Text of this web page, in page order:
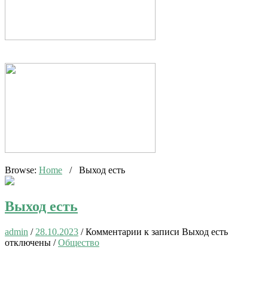
Browse: Home / Выход есть
Выход есть
admin / 28.10.2023 /Комментарии к записи Выход есть
отключены /Общество